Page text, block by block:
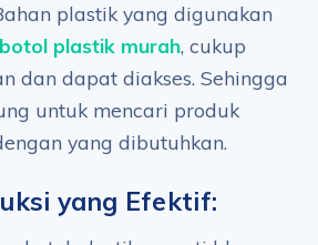
plastik yang digunakan
botol plastik murah, cukup
dan dapat diakses. Sehingga
untuk mencari produk
yang dibutuhkan.
yang Efektif: